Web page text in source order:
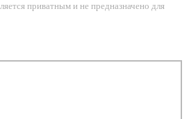
приватным и не предназначено для